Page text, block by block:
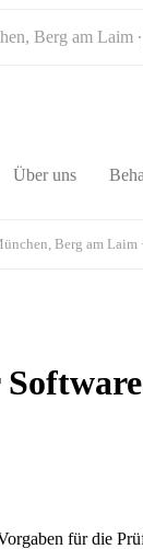
Berg am Laim ∙
Über uns
Berg am Laim ∙
für die